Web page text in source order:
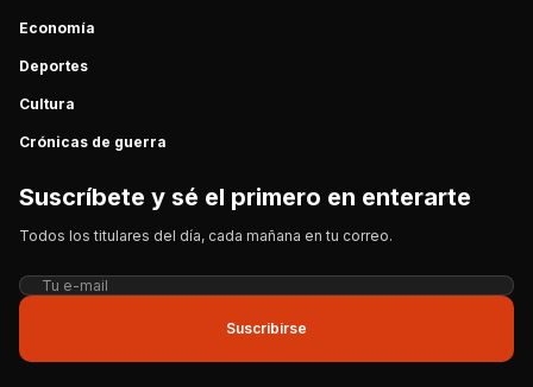
Economía
Deportes
Cultura
Crónicas de guerra
Suscríbete y sé el primero en enterarte
Todos los titulares del día, cada mañana en tu correo.
Suscribirse